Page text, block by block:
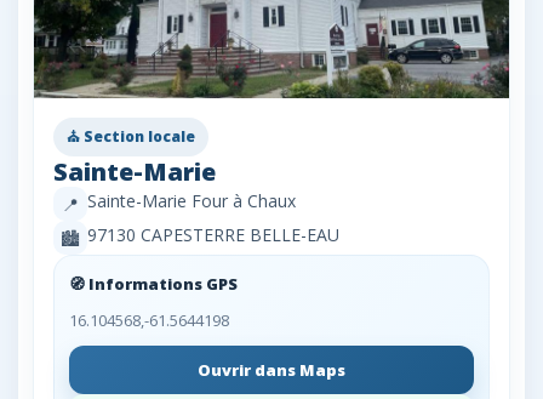
⛪ Section locale
Sainte-Marie
📍 Sainte-Marie Four à Chaux
🏙️ 97130 CAPESTERRE BELLE-EAU
🧭 Informations GPS
16.104568,-61.5644198
Ouvrir dans Maps